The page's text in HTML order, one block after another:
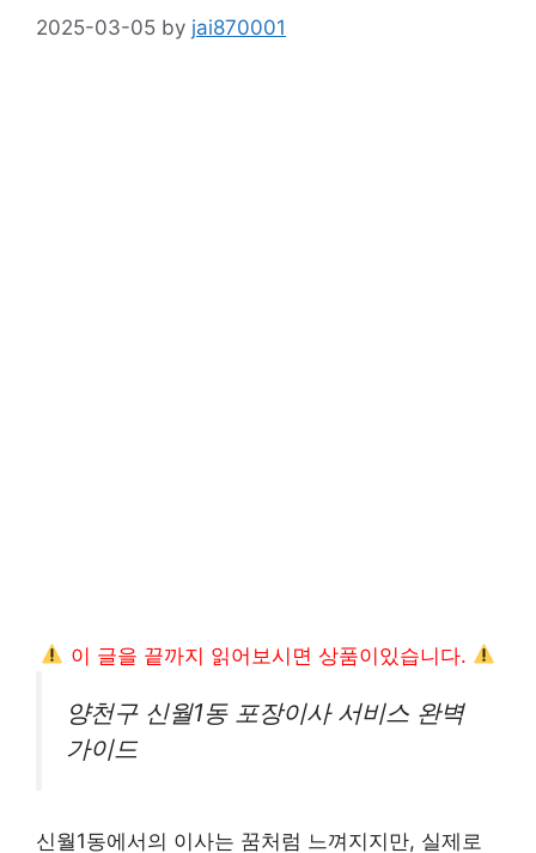
2025-03-05 by jai870001
이 글을 끝까지 읽어보시면 상품이있습니다.
양천구 신월1동 포장이사 서비스 완벽
가이드
신월1동에서의 이사는 꿈처럼 느껴지지만, 실제로